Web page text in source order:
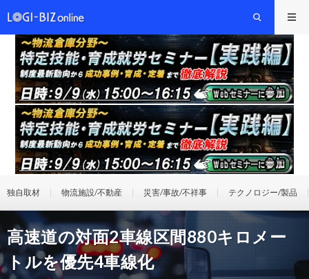
独自取材 物流施設/不動産 災害/事故/不祥事 テクノロジー/製品
高速道の対面2車線区間880キロメー
トルを優先4車線化